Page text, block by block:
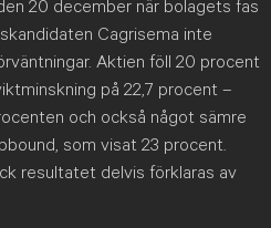
20 december när bolagets fas
Cagrisema inte
Aktien föll 20 procent
på 22,7 procent –
och också något sämre
som visat 23 procent.
resultatet delvis förklaras av